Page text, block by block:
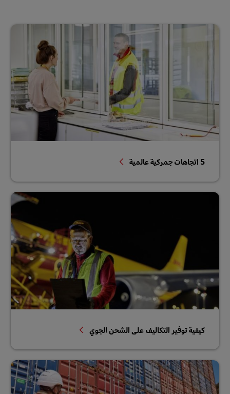
5 اتجاهات جمركية عالمية
كيفية توفير التكاليف على الشحن الجوي